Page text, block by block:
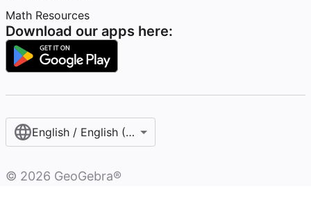
Math Resources
Download our apps here:
English / English (United States)
© 2026 GeoGebra®